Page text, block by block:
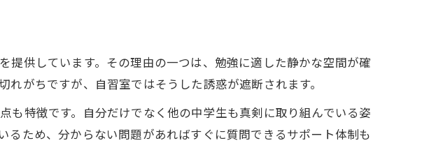
するポイント
る具体的な手順
室の魅力
人気の理由
供しています。その理由の一つは、勉強に適した静かな空間が確
がちですが、自習室ではそうした誘惑が遮断されます。
特徴です。自分だけでなく他の中学生も真剣に取り組んでいる姿
ため、分からない問題があればすぐに質問できるサポート体制も